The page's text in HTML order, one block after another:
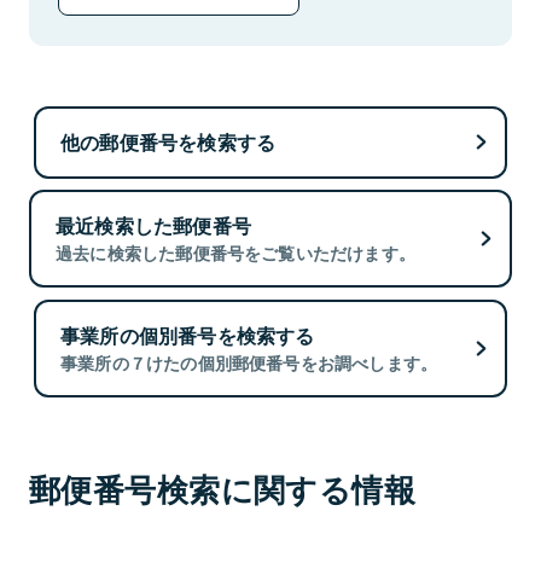
他の郵便番号を検索する
最近検索した郵便番号
過去に検索した郵便番号をご覧いただけます。
事業所の個別番号を検索する
事業所の７けたの個別郵便番号をお調べします。
郵便番号検索に関する情報